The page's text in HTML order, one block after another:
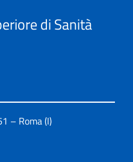
di Sanità
– Roma (I)